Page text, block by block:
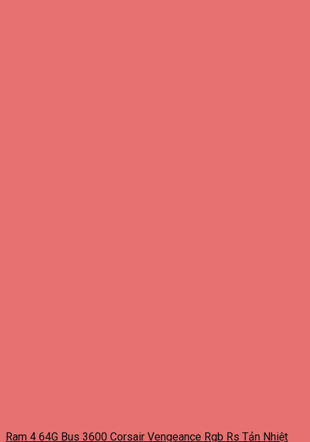
Ram 4 64G Bus 3600 Corsair Vengeance Rgb Rs Tản Nhiệt